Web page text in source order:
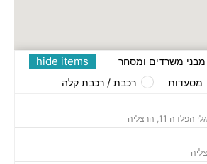
הפלדה 11, הרצליה
hide items
מבני משרדים ומסחר
מסעדות רכבת / רכבת קלה